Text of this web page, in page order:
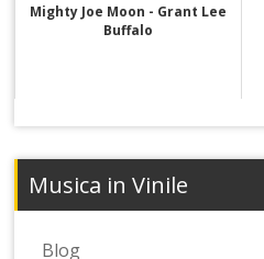
Mighty Joe Moon - Grant Lee
Buffalo
Musica in Vinile
Blog